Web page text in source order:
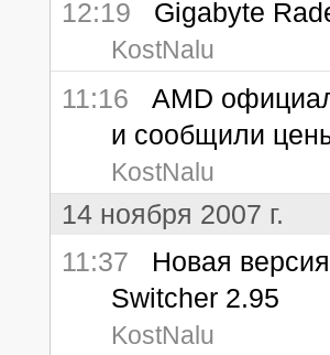
12:19 Gigabyte
KostNalu
11:16 AMD
и сообщили
KostNalu
14 ноября 2007 г.
11:37 Новая версия
Switcher 2.95
KostNalu